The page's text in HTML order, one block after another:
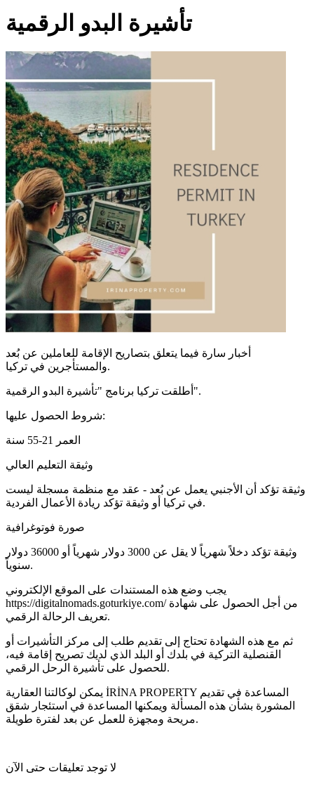
تأشيرة البدو الرقمية
أخبار سارة فيما يتعلق بتصاريح الإقامة للعاملين عن بُعد
والمستأجرين في تركيا.
أطلقت تركيا برنامج "تأشيرة البدو الرقمية".
شروط الحصول عليها:
العمر 21-55 سنة
وثيقة التعليم العالي
وثيقة تؤكد أن الأجنبي يعمل عن بُعد - عقد مع منظمة مسجلة ليست
في تركيا أو وثيقة تؤكد ريادة الأعمال الفردية.
صورة فوتوغرافية
وثيقة تؤكد دخلاً شهرياً لا يقل عن 3000 دولار شهرياً أو 36000 دولار
سنوياً.
يجب وضع هذه المستندات على الموقع الإلكتروني
https://digitalnomads.goturkiye.com/ من أجل الحصول على شهادة
تعريف الرحالة الرقمي.
ثم مع هذه الشهادة تحتاج إلى تقديم طلب إلى مركز التأشيرات أو
القنصلية التركية في بلدك أو البلد الذي لديك تصريح إقامة فيه،
للحصول على تأشيرة الرحل الرقمي.
يمكن لوكالتنا العقارية İRİNA PROPERTY المساعدة في تقديم
المشورة بشأن هذه المسألة ويمكنها المساعدة في استئجار شقق
مريحة ومجهزة للعمل عن بعد لفترة طويلة.
لا توجد تعليقات حتى الآن